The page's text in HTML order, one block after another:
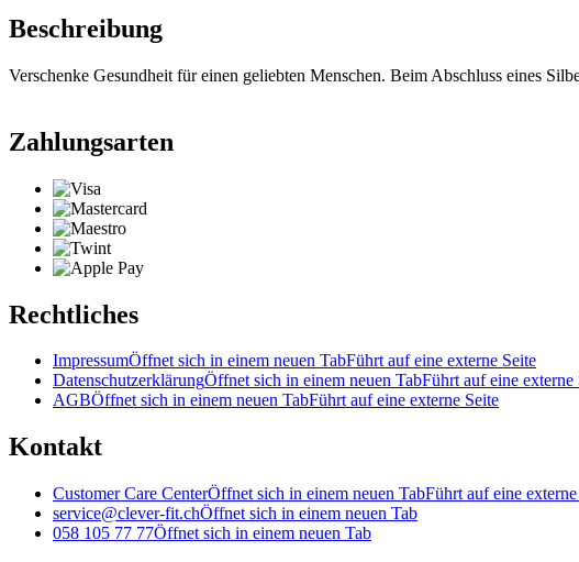
Beschreibung
Verschenke Gesundheit für einen geliebten Menschen. Beim Abschluss eines
Zahlungsarten
Rechtliches
ImpressumÖffnet sich in einem neuen TabFührt auf eine externe Seite
DatenschutzerklärungÖffnet sich in einem neuen TabFührt auf eine externe
AGBÖffnet sich in einem neuen TabFührt auf eine externe Seite
Kontakt
Customer Care CenterÖffnet sich in einem neuen TabFührt auf eine
service@clever-fit.chÖffnet sich in einem neuen Tab
058 105 77 77Öffnet sich in einem neuen Tab